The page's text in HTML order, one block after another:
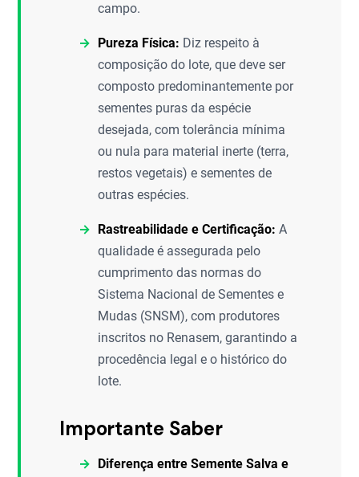
campo.
Pureza Física: Diz respeito à
composição do lote, que deve ser
composto predominantemente por
sementes puras da espécie
desejada, com tolerância mínima
ou nula para material inerte (terra,
restos vegetais) e sementes de
outras espécies.
Rastreabilidade e Certificação: A
qualidade é assegurada pelo
cumprimento das normas do
Sistema Nacional de Sementes e
Mudas (SNSM), com produtores
inscritos no Renasem, garantindo a
procedência legal e o histórico do
lote.
Importante Saber
Diferença entre Semente Salva e